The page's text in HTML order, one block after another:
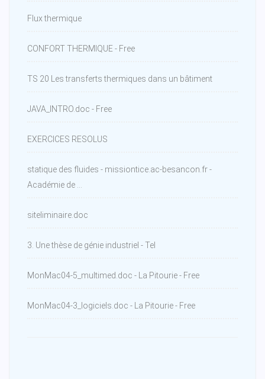
Flux thermique
CONFORT THERMIQUE - Free
TS 20 Les transferts thermiques dans un bâtiment
JAVA_INTRO.doc - Free
EXERCICES RESOLUS
statique des fluides - missiontice.ac-besancon.fr -
Académie de ...
siteliminaire.doc
3. Une thèse de génie industriel - Tel
MonMac04-5_multimed.doc - La Pitourie - Free
MonMac04-3_logiciels.doc - La Pitourie - Free